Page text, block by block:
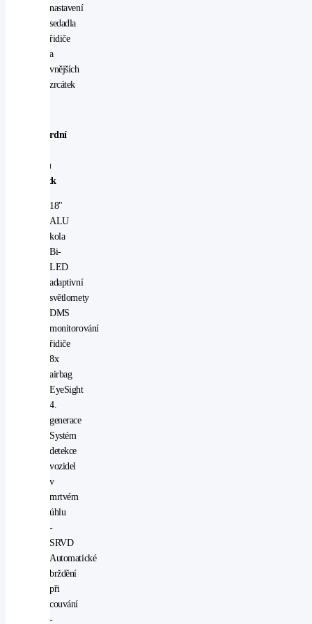
nastavení
sedadla
řidiče
a
vnějších
zrcátek
Standardní
Subaru
Outback
18"
ALU
kola
Bi-
LED
adaptivní
světlomety
DMS
monitorování
řidiče
8x
airbag
EyeSight
4.
generace
Systém
detekce
vozidel
v
mrtvém
úhlu
-
SRVD
Automatické
brždění
při
couvání
-